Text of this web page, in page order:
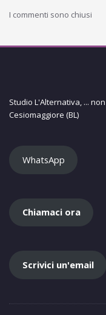
I commenti sono chiusi
Studio L'Alternativa, ...
Cesiomaggiore (BL)
WhatsApp
Chiamaci ora
Scrivici un'email